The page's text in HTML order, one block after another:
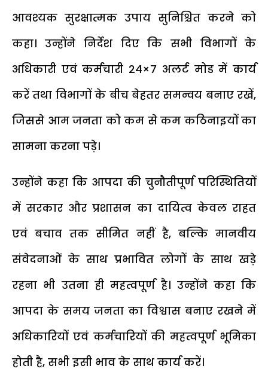
आवश्यक सुरक्षात्मक उपाय सुनिश्चित करने को
कहा। उन्होंने निर्देश दिए कि सभी विभागों के
अधिकारी एवं कर्मचारी 24×7 अलर्ट मोड में कार्य
करें तथा विभागों के बीच बेहतर समन्वय बनाए रखें,
जिससे आम जनता को कम से कम कठिनाइयों का
सामना करना पड़े।
उन्होंने कहा कि आपदा की चुनौतीपूर्ण परिस्थितियों
में सरकार और प्रशासन का दायित्व केवल राहत
एवं बचाव तक सीमित नहीं है, बल्कि मानवीय
संवेदनाओं के साथ प्रभावित लोगों के साथ खड़े
रहना भी उतना ही महत्वपूर्ण है। उन्होंने कहा कि
आपदा के समय जनता का विश्वास बनाए रखने में
अधिकारियों एवं कर्मचारियों की महत्वपूर्ण भूमिका
होती है, सभी इसी भाव के साथ कार्य करें।